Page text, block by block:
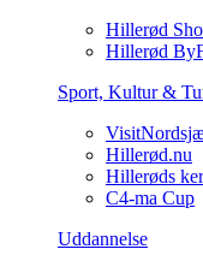
Hillerød
Hillerød
Sport, Kultur &
Hillerød.nu
Hillerøds
C4-ma Cup
Uddannelse